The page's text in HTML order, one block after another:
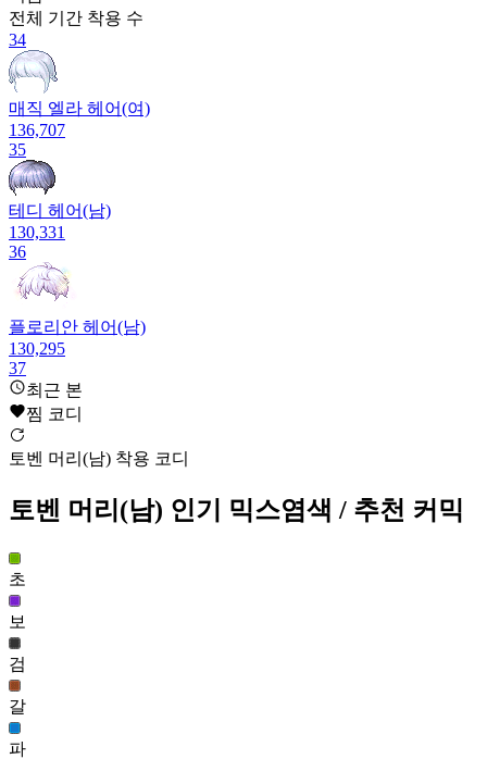
전체 기간 착용 수
34
매직 엘라 헤어(여)
136,707
35
테디 헤어(남)
130,331
36
플로리안 헤어(남)
130,295
37
포니테일 별구름 헤어(여)
130,012
반쪽 병아리콩 헤어(여)
39
솜솜이 헤어(여)
126,962
40
토벤 머리(남)
120,835
41
최근 본
찜 코디
토벤 머리(남) 착용 코디
토벤 머리(남) 인기 믹스염색 / 추천 커믹
초
보
검
갈
파